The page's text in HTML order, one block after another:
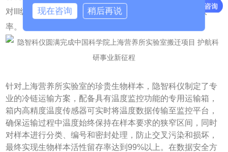
对III级普通设备，按照标准化流程进行搬迁，提升整体效
率。
针对上海营养所实验室的珍贵生物样本，隐智科仪制定了专
业的冷链运输方案，配备具有温度监控功能的专用运输箱，
箱内高精度温度传感器可实时将温度数据传输至监控平台，
确保运输过程中温度始终保持在样本要求的狭窄区间，同时
对样本进行分类、编号和密封处理，防止交叉污染和损坏，
最终实现生物样本活性留存率达到99%以上。在数据安全方
现在咨询 稍后再说